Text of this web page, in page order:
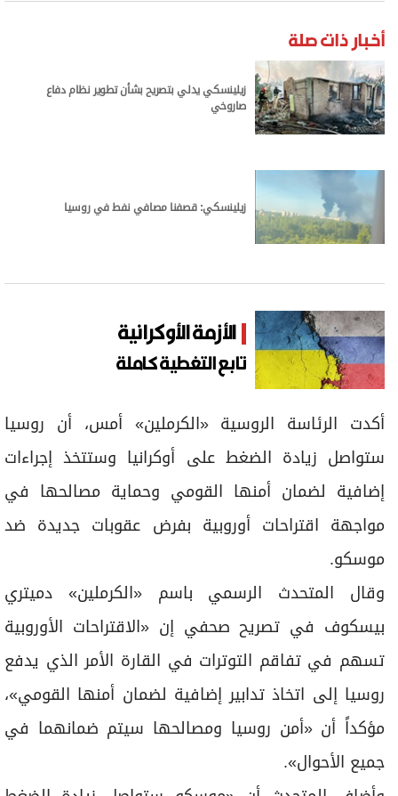
عدد اليوم
مواقيت الصلاة
أخبار ذات صلة
زيلينسكي يدلي بتصريح بشأن تطوير نظام دفاع
صاروخي
زيلينسكي: قصفنا مصافي نفط في روسيا
الأزمة الأوكرانية
تابع التغطية كاملة
أكدت الرئاسة الروسية «الكرملين» أمس، أن روسيا
ستواصل زيادة الضغط على أوكرانيا وستتخذ إجراءات
إضافية لضمان أمنها القومي وحماية مصالحها في
مواجهة اقتراحات أوروبية بفرض عقوبات جديدة ضد
موسكو.
وقال المتحدث الرسمي باسم «الكرملين» دميتري
بيسكوف في تصريح صحفي إن «الاقتراحات الأوروبية
تسهم في تفاقم التوترات في القارة الأمر الذي يدفع
روسيا إلى اتخاذ تدابير إضافية لضمان أمنها القومي»،
مؤكداً أن «أمن روسيا ومصالحها سيتم ضمانهما في
جميع الأحوال».